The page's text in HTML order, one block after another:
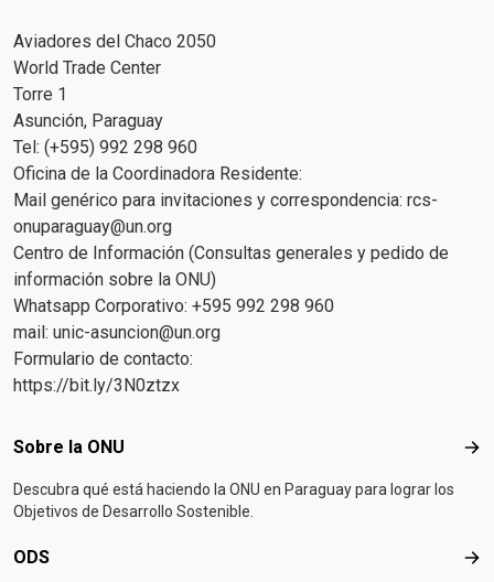
Aviadores del Chaco 2050
World Trade Center
Torre 1
Asunción, Paraguay
Tel: (+595) 992 298 960
Oficina de la Coordinadora Residente:
Mail genérico para invitaciones y correspondencia: rcs-
onuparaguay@un.org
Centro de Información (Consultas generales y pedido de
información sobre la ONU)
Whatsapp Corporativo: +595 992 298 960
mail: unic-asuncion@un.org
Formulario de contacto:
https://bit.ly/3N0ztzx
Footer menu
Sobre la ONU
Descubra qué está haciendo la ONU en Paraguay para lograr los
Objetivos de Desarrollo Sostenible.
ODS